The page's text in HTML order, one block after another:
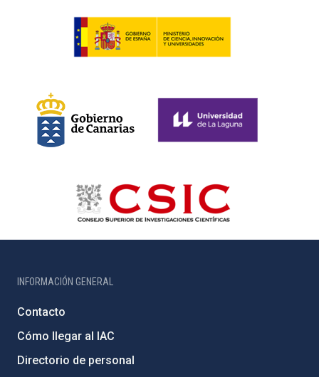
INFORMACIÓN GENERAL
Contacto
Cómo llegar al IAC
Directorio de personal